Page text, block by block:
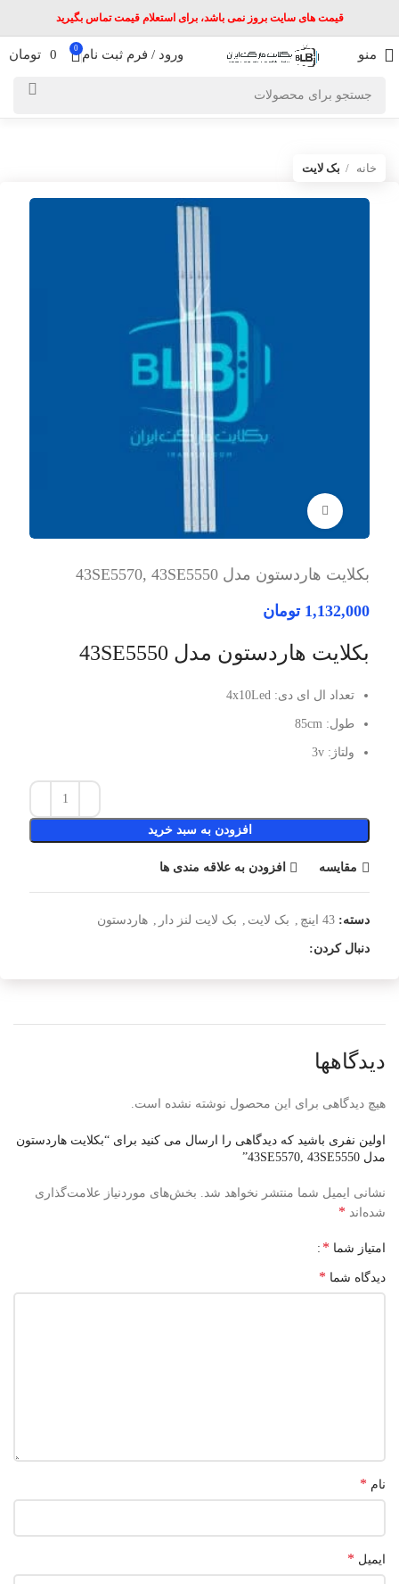
قیمت های سایت بروز نمی باشد، برای استعلام قیمت تماس بگیرید
منو ورود / فرم ثبت نام 0
0 تومان
خانه بک لایت
برای بزرگنمایی کلیک کنید
بکلایت هاردستون مدل 43SE5570, 43SE5550
1,132,000 تومان
بکلایت هاردستون مدل 43SE5550
تعداد ال ای دی: 4x10Led
طول: 85cm
ولتاژ: 3v
افزودن به سبد خرید
مقایسه افزودن به علاقه مندی ها
دسته: 43 اینچ , بک لایت , بک لایت لنز دار , هاردستون
دنبال کردن:
دیدگاهها
هیچ دیدگاهی برای این محصول نوشته نشده است.
اولین نفری باشید که دیدگاهی را ارسال می کنید برای “بکلایت هاردستون
مدل 43SE5570, 43SE5550”
نشانی ایمیل شما منتشر نخواهد شد. بخش‌های موردنیاز علامت‌گذاری
شده‌اند *
امتیاز شما *
دیدگاه شما *
نام *
ایمیل *